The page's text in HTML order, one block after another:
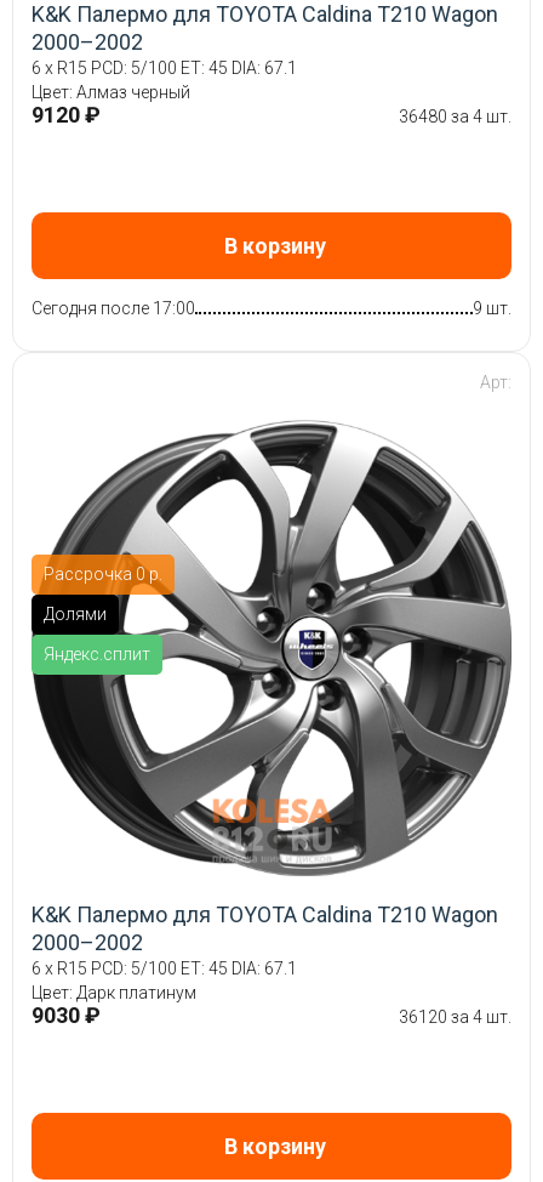
K&K Палермо для TOYOTA Caldina T210 Wagon
2000–2002
6 x R15 PCD: 5/100 ET: 45 DIA: 67.1
Цвет: Алмаз черный
9120 ₽ 36480 за 4 шт.
В корзину
Сегодня после 17:00 9 шт.
Рассрочка 0 р.
Долями
Яндекс.сплит
Арт:
K&K Палермо для TOYOTA Caldina T210 Wagon
2000–2002
6 x R15 PCD: 5/100 ET: 45 DIA: 67.1
Цвет: Дарк платинум
9030 ₽ 36120 за 4 шт.
В корзину